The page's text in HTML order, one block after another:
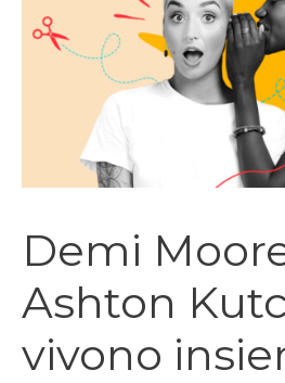
Demi
Ashton
vivono